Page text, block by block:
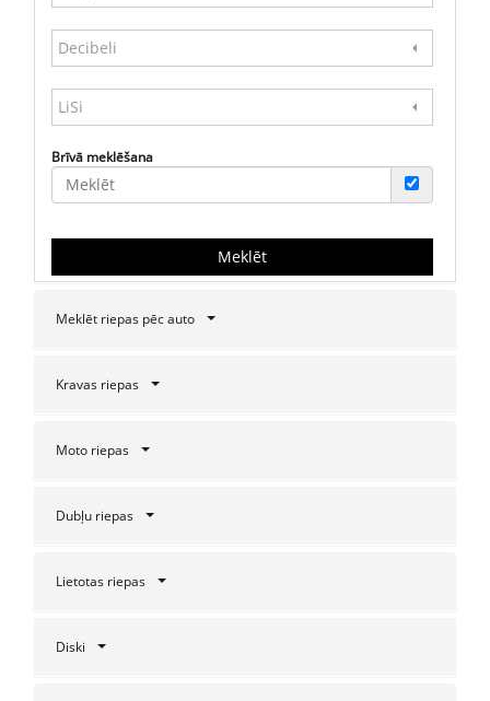
Decibeli
LiSi
Brīvā meklēšana
Meklēt
Meklēt riepas pēc auto
Kravas riepas
Moto riepas
Dubļu riepas
Lietotas riepas
Diski